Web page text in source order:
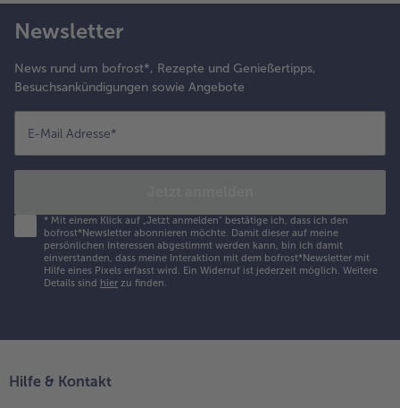
Newsletter
News rund um bofrost*, Rezepte und Genießertipps,
Besuchsankündigungen sowie Angebote
E-Mail Adresse*
* Mit einem Klick auf „Jetzt anmelden" bestätige ich, dass ich den
bofrost*Newsletter abonnieren möchte. Damit dieser auf meine
persönlichen Interessen abgestimmt werden kann, bin ich damit
einverstanden, dass meine Interaktion mit dem bofrost*Newsletter mit
Hilfe eines Pixels erfasst wird. Ein Widerruf ist jederzeit möglich. Weitere
Details sind hier zu finden.
Hilfe & Kontakt